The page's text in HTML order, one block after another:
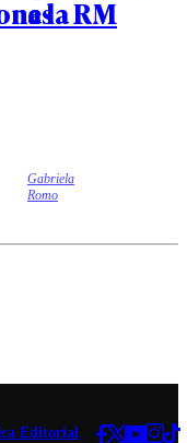
a la RM
Gabriela
Romo
Editorial